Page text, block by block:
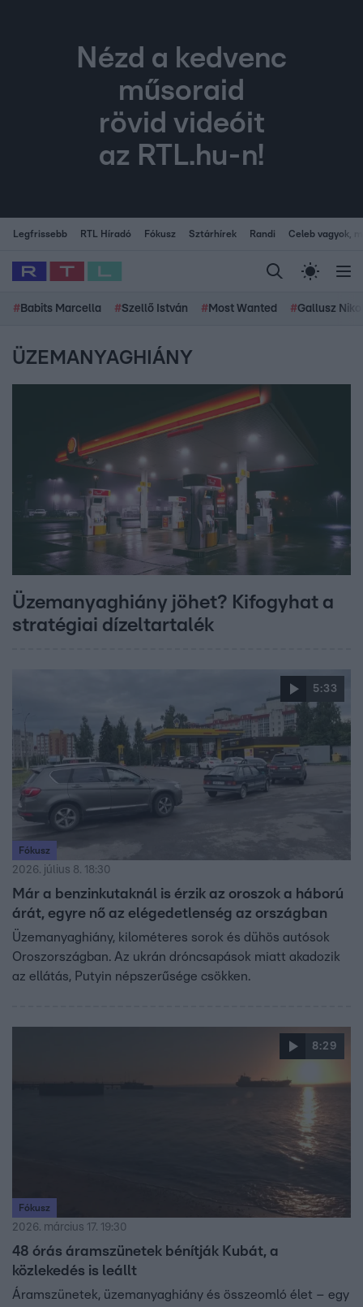
Nézd a kedvenc
műsoraid
rövid videóit
az RTL.hu-n!
Legfrissebb RTL Híradó Fókusz Sztárhírek Randi Celeb vagyok,
# Babits Marcella #Szellő István # Most Wanted #Gallusz
ÜZEMANYAGHIÁNY
Üzemanyaghiány jöhet? Kifogyhat a
stratégiai dízeltartalék
5:33
Fókusz
2026. július 8. 18:30
Már a benzinkutaknál is érzik az oroszok a háború
árát, egyre nő az elégedetlenség az országban
Üzemanyaghiány, kilométeres sorok és dühös autósok
Oroszországban. Az ukrán dróncsapások miatt akadozik
az ellátás, Putyin népszerűsége csökken.
8:29
Fókusz
2026. március 17. 19:30
48 órás áramszünetek bénítják Kubát, a
közlekedés is leállt
Áramszünetek, üzemanyaghiány és összeomló élet – egy